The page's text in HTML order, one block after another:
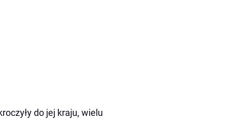
do jej kraju, wielu